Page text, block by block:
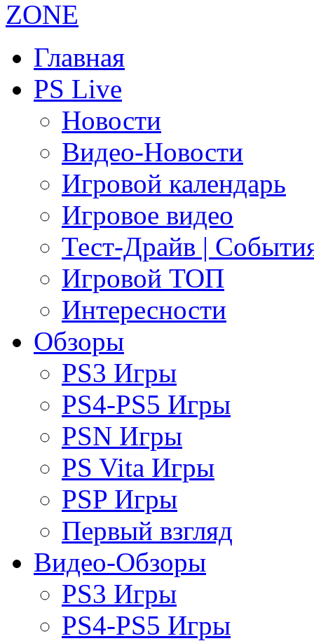
Главная
PS Live
Новости
Видео-Новости
Игровой календарь
Игровое видео
Тест-Драйв |
Игровой ТОП
Интересности
Обзоры
PS3 Игры
PS4-PS5 Игры
PSN Игры
PS Vita Игры
PSP Игры
Первый взгляд
Видео-Обзоры
PS3 Игры
PS4-PS5 Игры